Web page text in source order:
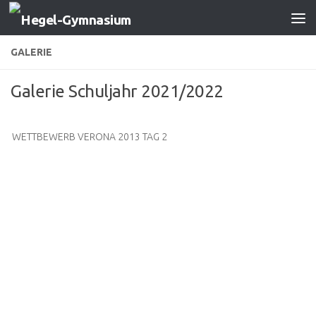
Zum Inhalt springen
GALERIE
Galerie Schuljahr 2021/2022
WETTBEWERB VERONA 2013 TAG 2